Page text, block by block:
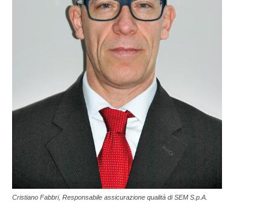
Cristiano Fabbri, Responsabile assicurazione qualità di SEM S.p.A.